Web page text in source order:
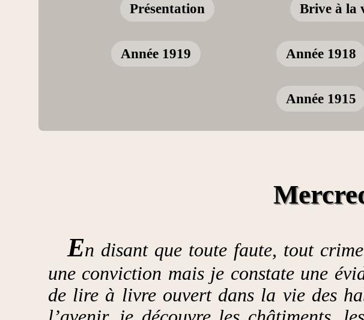
Présentation Brive à la
Année 1919 Année 1918
Année 1915
En disant que toute faute, tout
une conviction mais je constate une
de lire à livre ouvert dans la vie des